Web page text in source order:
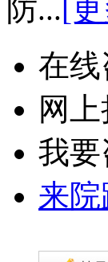
防...[
在线
网
我要
来